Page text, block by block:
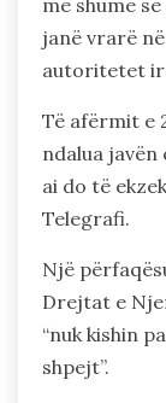
janë vrarë
autoritetet
Të afërmit e
ndalua javën
ai do të
Telegrafi.
Një
Drejtat e
“nuk kishin
shpejt”.